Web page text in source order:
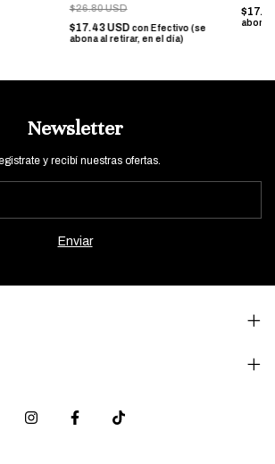
$26.80 USD
$17.43 USD con Efectivo (se
abona al retirar, en el día)
abona
Newsletter
y recibí nuestras ofertas.